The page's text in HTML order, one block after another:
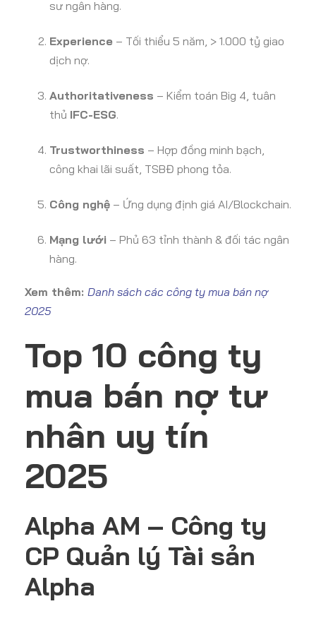
sư ngân hàng.
Experience – Tối thiểu 5 năm, > 1.000 tỷ giao
dịch nợ.
Authoritativeness – Kiểm toán Big 4, tuân
thủ IFC-ESG.
Trustworthiness – Hợp đồng minh bạch,
công khai lãi suất, TSBĐ phong tỏa.
Công nghệ – Ứng dụng định giá AI/Blockchain.
Mạng lưới – Phủ 63 tỉnh thành & đối tác ngân
hàng.
Xem thêm: Danh sách các công ty mua bán nợ
2025
Top 10 công ty
mua bán nợ tư
nhân uy tín
2025
Alpha AM – Công ty
CP Quản lý Tài sản
Alpha